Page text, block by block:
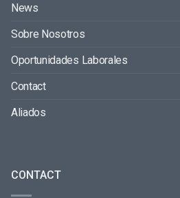
News
Sobre Nosotros
Oportunidades Laborales
Contact
Aliados
CONTACT